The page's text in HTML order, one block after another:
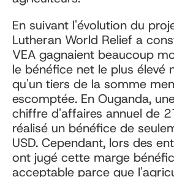
En suivant l'évolution du
Lutheran World Relief a
VEA gagnaient beaucoup
le bénéfice net le plus élevé
qu'un tiers de la somme
escomptée. En Ouganda,
chiffre d'affaires annuel de
réalisé un bénéfice de
USD. Cependant, lors des
ont jugé cette marge
acceptable parce que